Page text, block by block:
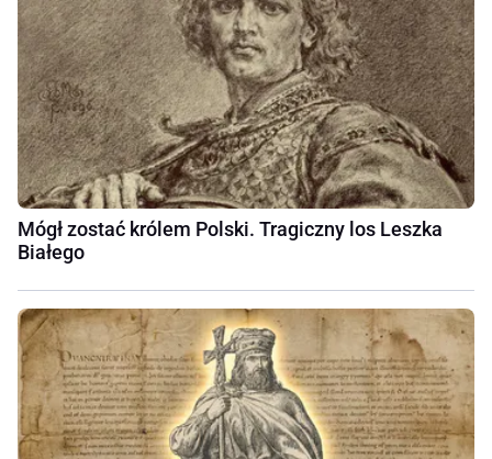
Mógł zostać królem Polski. Tragiczny los Leszka
Białego